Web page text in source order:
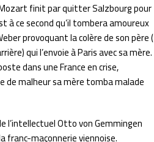
finit par quitter Salzbourg pour
à ce second qu’il tombera amoureux
provoquant la colère de son père (
qui l’envoie à Paris avec sa mère.
dans une France en crise,
malheur sa mère tomba malade
l’intellectuel Otto von Gemmingen
franc-maçonnerie viennoise.